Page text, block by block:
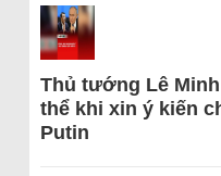
Thủ tướng Lê
thể khi xin ý kiến
Putin